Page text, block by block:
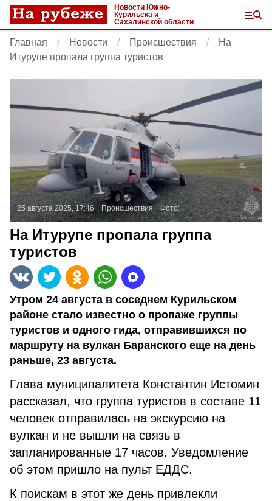
Новости Южно-
Курильска и
Сахалинской области
Главная Новости Происшествия
На
Итурупе пропала группа туристов
25 августа 2025, 17:46 Происшествия Фото:
На Итурупе пропала группа
туристов
Утром 24 августа в соседнем Курильском
районе стало известно о пропаже группы
туристов и одного гида, отправившихся по
маршруту на вулкан Баранского еще на день
раньше, 23 августа.
Глава муниципалитета Константин Истомин
рассказал, что группа туристов в составе 11
человек отправилась на экскурсию на
вулкан и не вышли на связь в
запланированные 17 часов. Уведомление
об этом пришло на пульт ЕДДС.
К поискам в этот же день привлекли